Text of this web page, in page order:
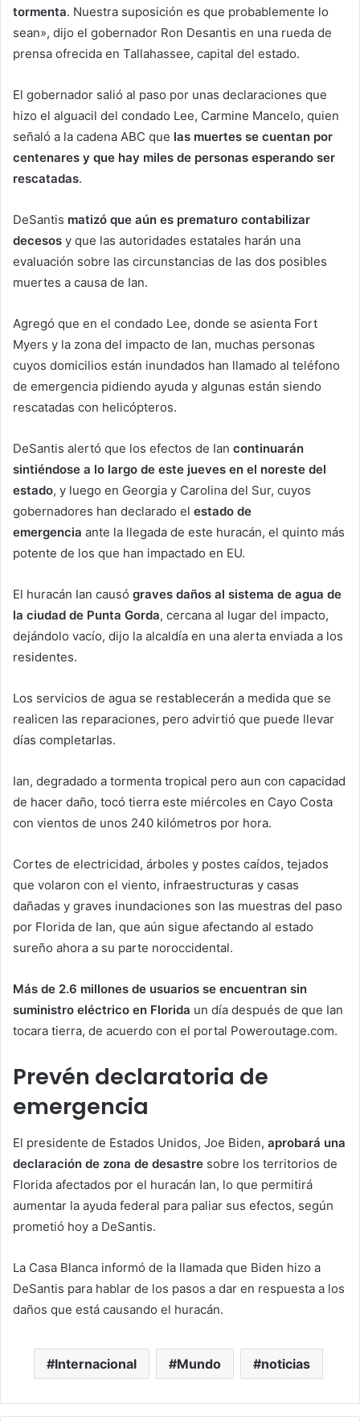
tormenta. Nuestra suposición es que probablemente lo
sean», dijo el gobernador Ron Desantis en una rueda de
prensa ofrecida en Tallahassee, capital del estado.
El gobernador salió al paso por unas declaraciones que
hizo el alguacil del condado Lee, Carmine Mancelo, quien
señaló a la cadena ABC que las muertes se cuentan por
centenares y que hay miles de personas esperando ser
rescatadas.
DeSantis matizó que aún es prematuro contabilizar
decesos y que las autoridades estatales harán una
evaluación sobre las circunstancias de las dos posibles
muertes a causa de Ian.
Agregó que en el condado Lee, donde se asienta Fort
Myers y la zona del impacto de Ian, muchas personas
cuyos domicilios están inundados han llamado al teléfono
de emergencia pidiendo ayuda y algunas están siendo
rescatadas con helicópteros.
DeSantis alertó que los efectos de Ian continuarán
sintiéndose a lo largo de este jueves en el noreste del
estado, y luego en Georgia y Carolina del Sur, cuyos
gobernadores han declarado el estado de
emergencia ante la llegada de este huracán, el quinto más
potente de los que han impactado en EU.
El huracán Ian causó graves daños al sistema de agua de
la ciudad de Punta Gorda, cercana al lugar del impacto,
dejándolo vacío, dijo la alcaldía en una alerta enviada a los
residentes.
Los servicios de agua se restablecerán a medida que se
realicen las reparaciones, pero advirtió que puede llevar
días completarlas.
Ian, degradado a tormenta tropical pero aun con capacidad
de hacer daño, tocó tierra este miércoles en Cayo Costa
con vientos de unos 240 kilómetros por hora.
Cortes de electricidad, árboles y postes caídos, tejados
que volaron con el viento, infraestructuras y casas
dañadas y graves inundaciones son las muestras del paso
por Florida de Ian, que aún sigue afectando al estado
sureño ahora a su parte noroccidental.
Más de 2.6 millones de usuarios se encuentran sin
suministro eléctrico en Florida un día después de que Ian
tocara tierra, de acuerdo con el portal Poweroutage.com.
Prevén declaratoria de
emergencia
El presidente de Estados Unidos, Joe Biden, aprobará una
declaración de zona de desastre sobre los territorios de
Florida afectados por el huracán Ian, lo que permitirá
aumentar la ayuda federal para paliar sus efectos, según
prometió hoy a DeSantis.
La Casa Blanca informó de la llamada que Biden hizo a
DeSantis para hablar de los pasos a dar en respuesta a los
daños que está causando el huracán.
Internacional Mundo noticias